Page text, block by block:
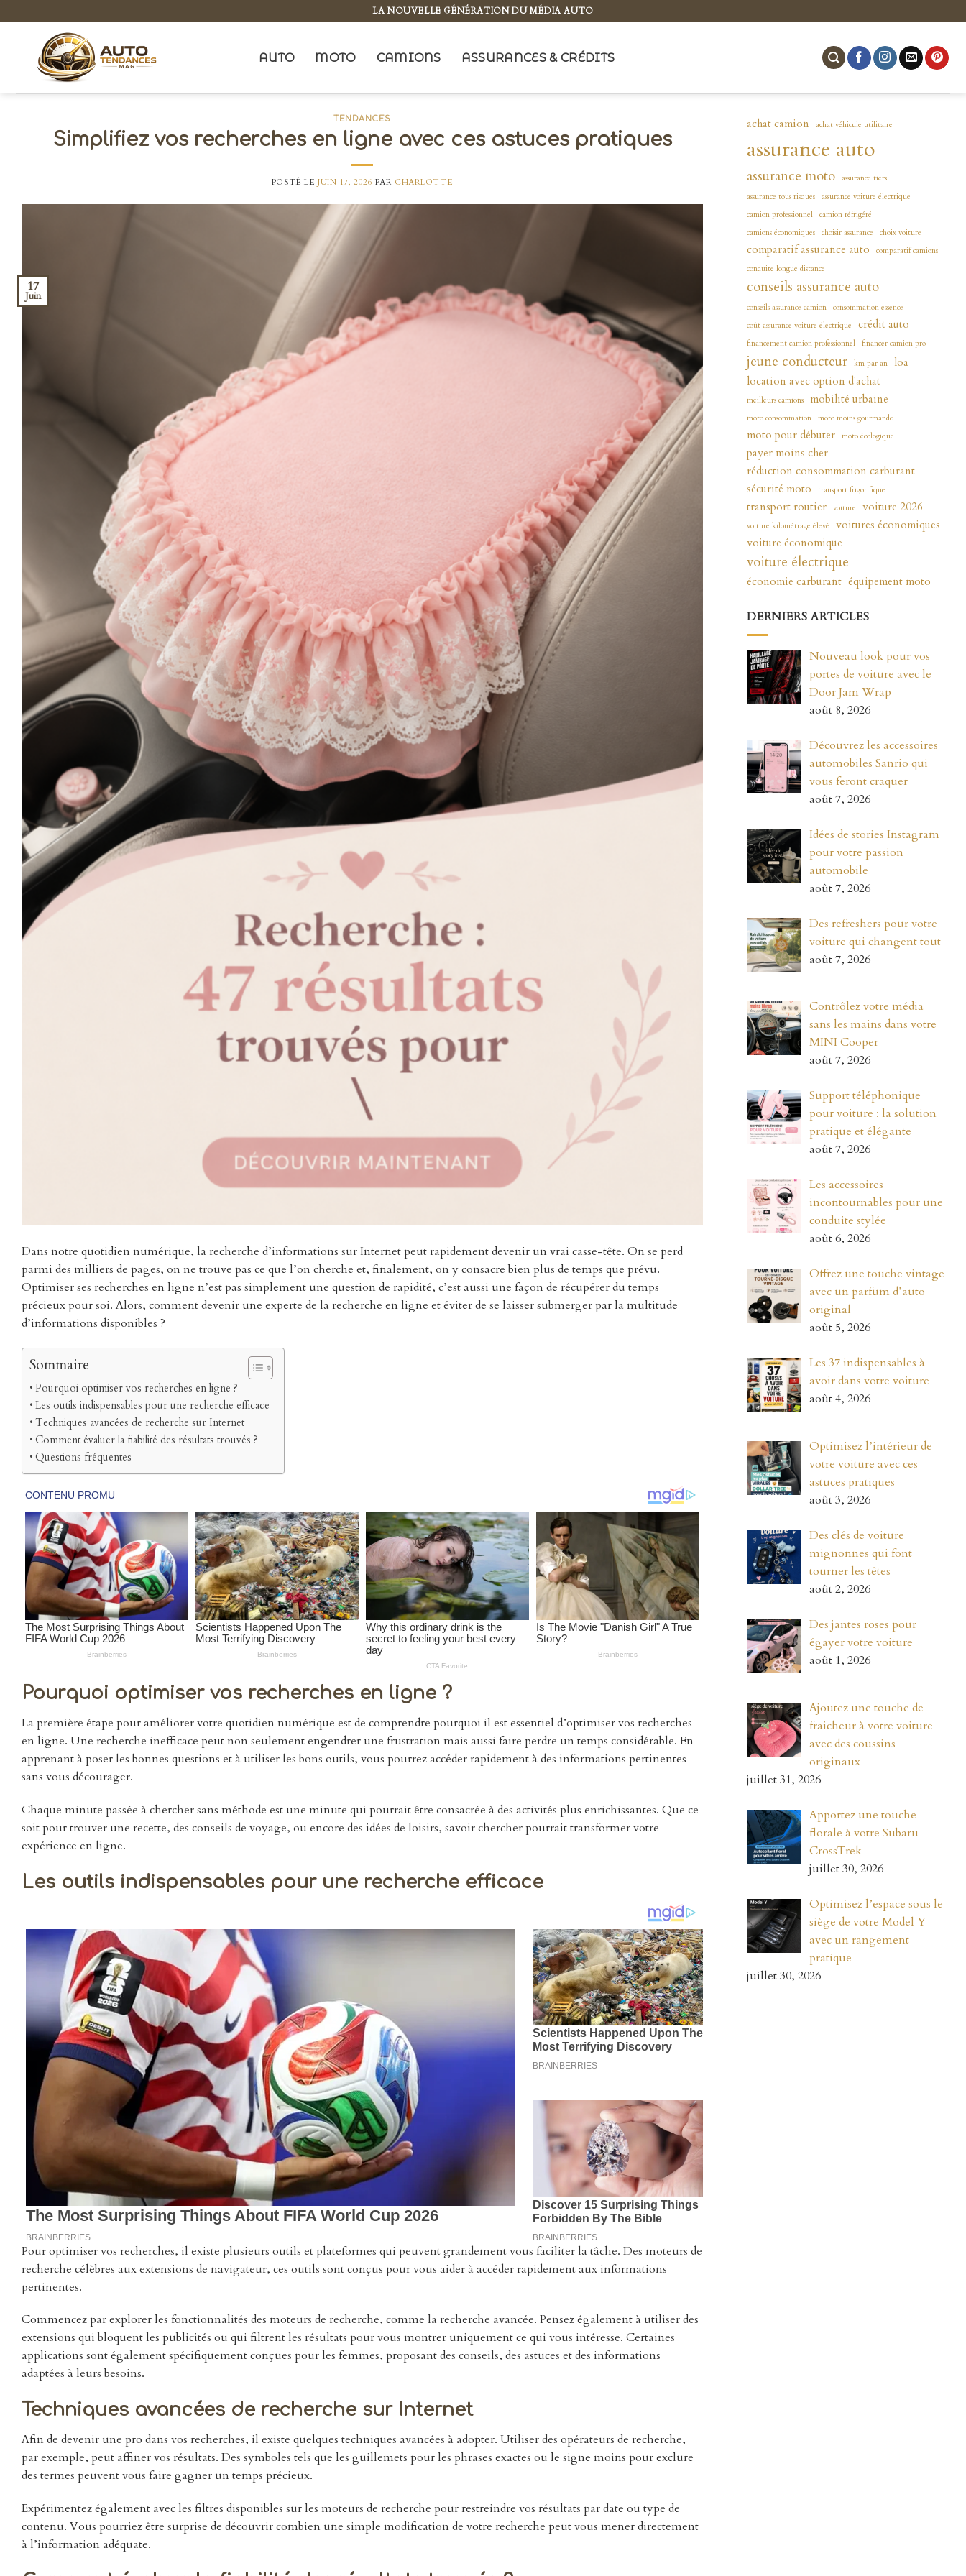
to
LA NOUVELLE GÉNÉRATION DU MÉDIA AUTO
AUTO MOTO CAMIONS ASSURANCES & CRÉDITS
TENDANCES
Simplifiez vos recherches en ligne avec ces astuces pratiques
POSTÉ LE JUIN 17, 2026 PAR CHARLOTTE
17
Juin
Dans notre quotidien numérique, la recherche d’informations sur Internet peut rapidement devenir un vrai casse-tête. On se perd
parmi des milliers de pages, on ne trouve pas ce que l’on cherche et, finalement, on y consacre bien plus de temps que prévu.
Optimiser ses recherches en ligne n’est pas simplement une question de rapidité, c’est aussi une façon de récupérer du temps
précieux pour soi. Alors, comment devenir une experte de la recherche en ligne et éviter de se laisser submerger par la multitude
d’informations disponibles ?
Sommaire
Pourquoi optimiser vos recherches en ligne ?
Les outils indispensables pour une recherche efficace
Techniques avancées de recherche sur Internet
Comment évaluer la fiabilité des résultats trouvés ?
Questions fréquentes
Pourquoi optimiser vos recherches en ligne ?
La première étape pour améliorer votre quotidien numérique est de comprendre pourquoi il est essentiel d’optimiser vos recherches
en ligne. Une recherche inefficace peut non seulement engendrer une frustration mais aussi faire perdre un temps considérable. En
apprenant à poser les bonnes questions et à utiliser les bons outils, vous pourrez accéder rapidement à des informations pertinentes
sans vous décourager.
Chaque minute passée à chercher sans méthode est une minute qui pourrait être consacrée à des activités plus enrichissantes. Que ce
soit pour trouver une recette, des conseils de voyage, ou encore des idées de loisirs, savoir chercher pourrait transformer votre
expérience en ligne.
Les outils indispensables pour une recherche efficace
Pour optimiser vos recherches, il existe plusieurs outils et plateformes qui peuvent grandement vous faciliter la tâche. Des moteurs de
recherche célèbres aux extensions de navigateur, ces outils sont conçus pour vous aider à accéder rapidement aux informations
pertinentes.
Commencez par explorer les fonctionnalités des moteurs de recherche, comme la recherche avancée. Pensez également à utiliser des
extensions qui bloquent les publicités ou qui filtrent les résultats pour vous montrer uniquement ce qui vous intéresse. Certaines
applications sont également spécifiquement conçues pour les femmes, proposant des conseils, des astuces et des informations
adaptées à leurs besoins.
Techniques avancées de recherche sur Internet
Afin de devenir une pro dans vos recherches, il existe quelques techniques avancées à adopter. Utiliser des opérateurs de recherche,
par exemple, peut affiner vos résultats. Des symboles tels que les guillemets pour les phrases exactes ou le signe moins pour exclure
des termes peuvent vous faire gagner un temps précieux.
Expérimentez également avec les filtres disponibles sur les moteurs de recherche pour restreindre vos résultats par date ou type de
contenu. Vous pourriez être surprise de découvrir combien une simple modification de votre recherche peut vous mener directement
à l’information adéquate.
achat camion achat véhicule utilitaire
assurance auto
assurance moto assurance tiers
assurance tous risques assurance voiture électrique
camion professionnel camion réfrigéré
camions économiques choisir assurance choix voiture
comparatif assurance auto
comparatif camions
conduite longue distance
conseils assurance auto
conseils assurance camion consommation essence
coût assurance voiture électrique
crédit auto
financement camion professionnel financer camion pro
jeune conducteur km par an
loa
location avec option d'achat
meilleurs camions mobilité urbaine
moto consommation moto moins gourmande
moto pour débuter moto écologique
payer moins cher
réduction consommation carburant
sécurité moto
transport frigorifique
transport routier voiture voiture 2026
voiture kilométrage élevé
voitures économiques
voiture économique
voiture électrique
économie carburant équipement moto
DERNIERS ARTICLES
Nouveau look pour vos
portes de voiture avec le
Door Jam Wrap
août 8, 2026
Découvrez les accessoires
automobiles Sanrio qui
vous feront craquer
août 7, 2026
Idées de stories Instagram
pour votre passion
automobile
août 7, 2026
Des refreshers pour votre
voiture qui changent tout
août 7, 2026
Contrôlez votre média
sans les mains dans votre
MINI Cooper
août 7, 2026
Support téléphonique
pour voiture : la solution
pratique et élégante
août 7, 2026
Les accessoires
incontournables pour une
conduite stylée
août 6, 2026
Offrez une touche vintage
avec un parfum d’auto
original
août 5, 2026
Les 37 indispensables à
avoir dans votre voiture
août 4, 2026
Optimisez l’intérieur de
votre voiture avec ces
astuces pratiques
août 3, 2026
Des clés de voiture
mignonnes qui font
tourner les têtes
août 2, 2026
Des jantes roses pour
égayer votre voiture
août 1, 2026
Ajoutez une touche de
fraicheur à votre voiture
avec des coussins
originaux
juillet 31, 2026
Apportez une touche
florale à votre Subaru
CrossTrek
juillet 30, 2026
Optimisez l’espace sous le
siège de votre Model Y
avec un rangement
pratique
juillet 30, 2026